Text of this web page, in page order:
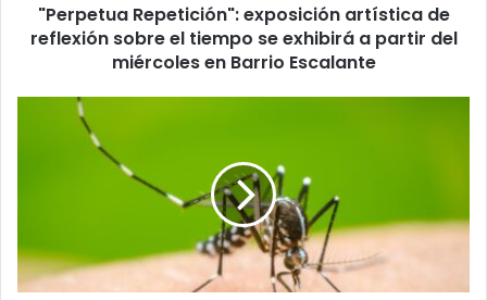
exhibirá
miércoles
"Perpetua Repetición": exposición artística de
reflexión sobre el tiempo se exhibirá a partir del
miércoles en Barrio Escalante
¡Alarmante!
infecciones
por